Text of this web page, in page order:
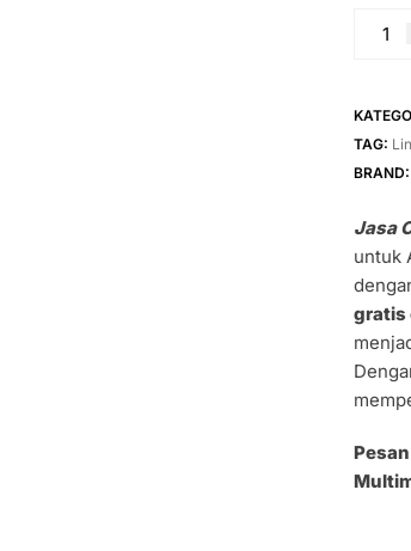
102
TAG:
BRAND:
Jasa
untuk
gratis